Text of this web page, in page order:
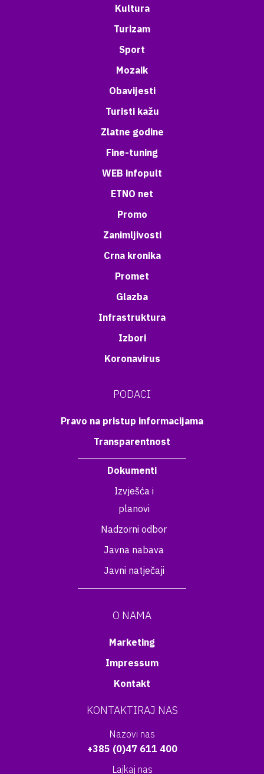
Kultura
Turizam
Sport
Mozaik
Obavijesti
Turisti kažu
Zlatne godine
Fine-tuning
WEB infopult
ETNO net
Promo
Zanimljivosti
Crna kronika
Promet
Glazba
Infrastruktura
Izbori
Koronavirus
PODACI
Pravo na pristup informacijama
Transparentnost
Dokumenti
Izvješća i
planovi
Nadzorni odbor
Javna nabava
Javni natječaji
O NAMA
Marketing
Impressum
Kontakt
KONTAKTIRAJ NAS
Nazovi nas
+385 (0)47 611 400
Lajkaj nas